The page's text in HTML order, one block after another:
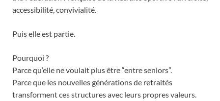
accessibilité, convivialité.
Puis elle est partie.
Pourquoi ?
Parce qu’elle ne voulait plus être “entre seniors”.
Parce que les nouvelles générations de retraités
transforment ces structures avec leurs propres valeurs.